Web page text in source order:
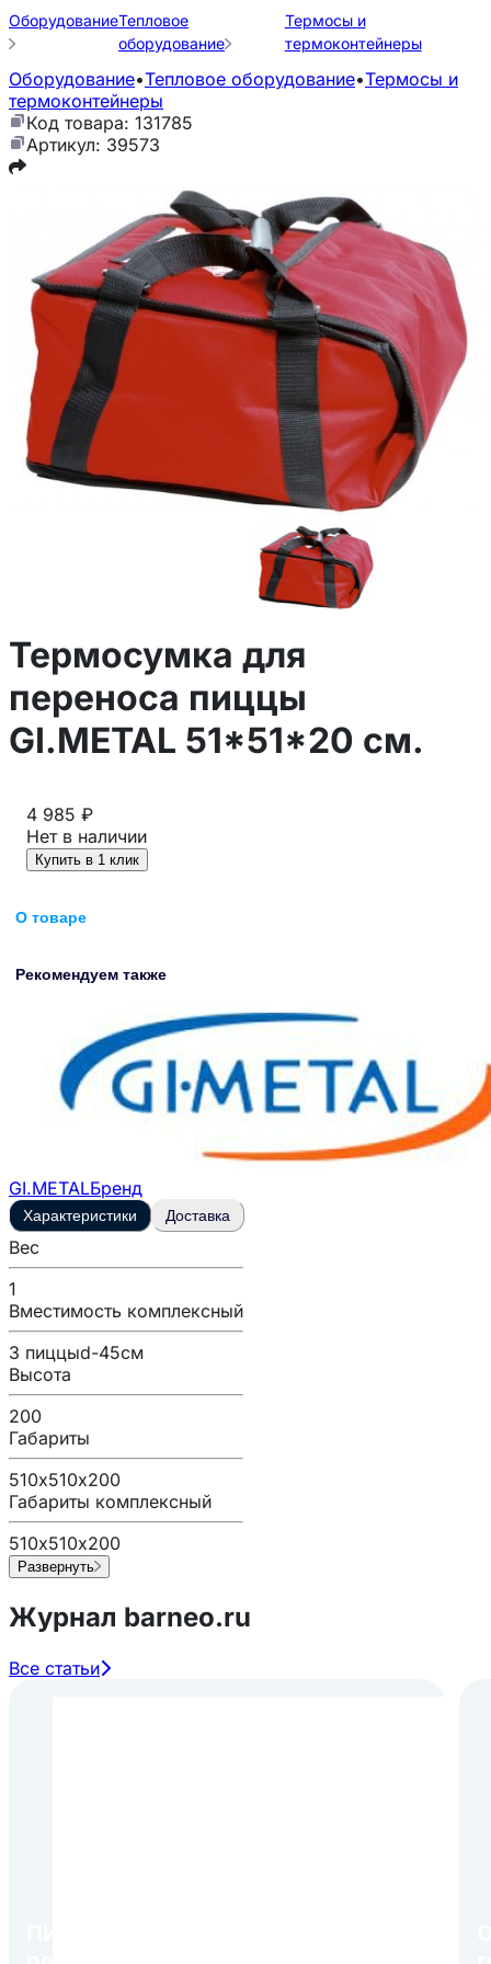
ОборудованиеТепловое
оборудование
Термосы и
термоконтейнеры
Оборудование•Тепловое оборудование•Термосы и
термоконтейнеры
Код товара: 131785
Артикул: 39573
Термосумка для
переноса пиццы
GI.METAL 51*51*20 см.
4 985 ₽
Нет в наличии
Купить в 1 клик
О товаре
Рекомендуем также
GI.METALБренд
Характеристики Доставка
Вес
1
Вместимость комплексный
3 пиццыd-45см
Высота
200
Габариты
510х510х200
Габариты комплексный
510х510х200
Развернуть
Журнал barneo.ru
Все статьи